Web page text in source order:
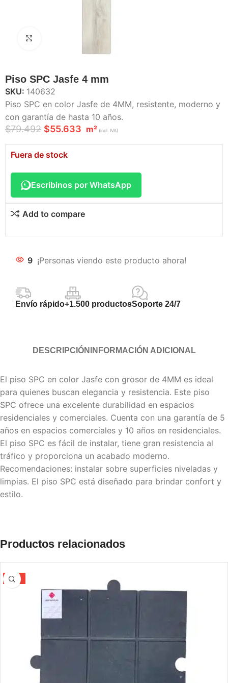
Haga Click para agrandar
Piso SPC Jasfe 4 mm
SKU: 140632
Piso SPC en color Jasfe de 4MM, resistente, moderno y
con garantía de hasta 10 años.
$79.492 $55.633 m² (incl. IVA)
Fuera de stock
Escribinos por WhatsApp
Add to compare
9 ¡Personas viendo este producto ahora!
Envío rápido+1.500 productosSoporte 24/7
DESCRIPCIÓN INFORMACIÓN ADICIONAL
El piso SPC en color Jasfe con grosor de 4MM es ideal
para quienes buscan elegancia y resistencia. Este piso
SPC ofrece una excelente durabilidad en espacios
residenciales y comerciales. Cuenta con una garantía de 5
años en espacios comerciales y 10 años en residenciales.
El piso SPC es fácil de instalar, tiene gran resistencia al
tráfico y proporciona un acabado moderno.
Recomendaciones: instalar sobre superficies niveladas y
limpias. El piso SPC está diseñado para brindar confort y
estilo.
Productos relacionados
-12%